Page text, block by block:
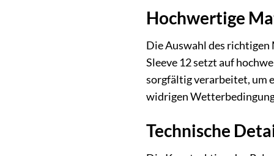
Hochwertige
Die Auswahl des
Sleeve 12 setzt auf
sorgfältig verarbeitet, um
widrigen
Technische